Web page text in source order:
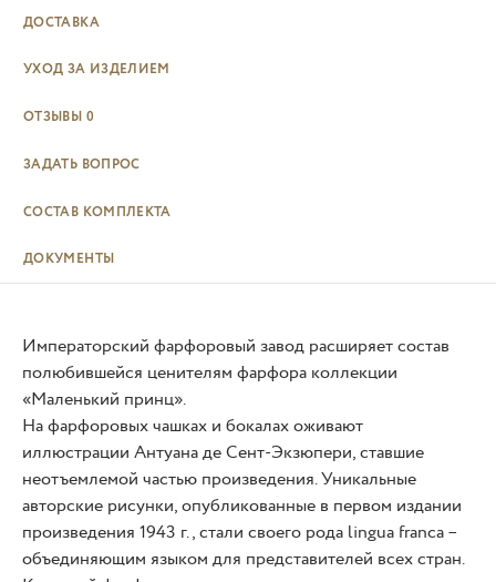
ДОСТАВКА
УХОД ЗА ИЗДЕЛИЕМ
ОТЗЫВЫ 0
ЗАДАТЬ ВОПРОС
СОСТАВ КОМПЛЕКТА
ДОКУМЕНТЫ
Императорский фарфоровый завод расширяет состав
полюбившейся ценителям фарфора коллекции
«Маленький принц».
На фарфоровых чашках и бокалах оживают
иллюстрации Антуана де Сент-Экзюпери, ставшие
неотъемлемой частью произведения. Уникальные
авторские рисунки, опубликованные в первом издании
произведения 1943 г., стали своего рода lingua franca –
объединяющим языком для представителей всех стран.